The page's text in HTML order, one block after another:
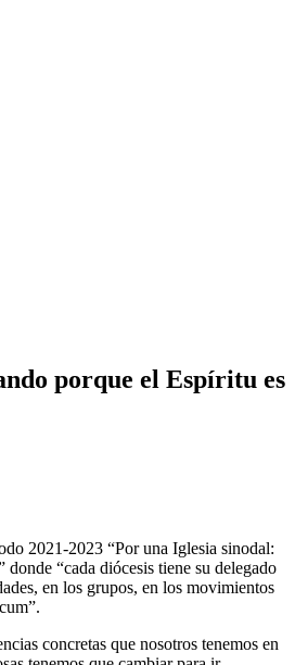
porque el Espíritu es
2021-2023 “Por una Iglesia sinodal:
“cada diócesis tiene su delegado
en los grupos, en los movimientos
concretas que nosotros tenemos en